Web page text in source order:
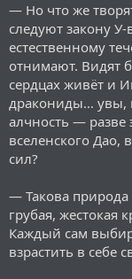
— Но что же
следуют закону
естественному
отнимают. Видят
сердцах живёт и
дракониды… увы,
алчность — разве
вселенского
сил?
— Такова природа
грубая, жестокая
Каждый сам
взрастить в себе